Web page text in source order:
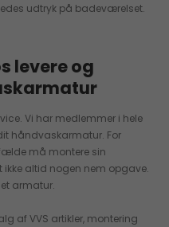
udtryk på badeværelset.
levere og
Vi har medlemmer i hele
håndvaskarmatur. For
må montere sin
altid nogen nem opgave.
armatur.
af VVS artikler, montering